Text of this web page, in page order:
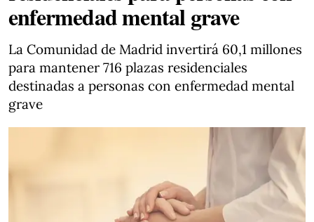
enfermedad mental grave
La Comunidad de Madrid invertirá 60,1 millones
para mantener 716 plazas residenciales
destinadas a personas con enfermedad mental
grave